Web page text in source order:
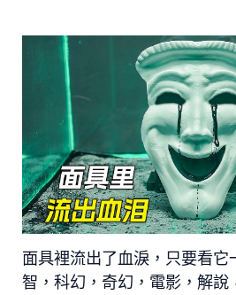
面具裡流出了血淚，只要看它
智，科幻，奇幻，電影，解說